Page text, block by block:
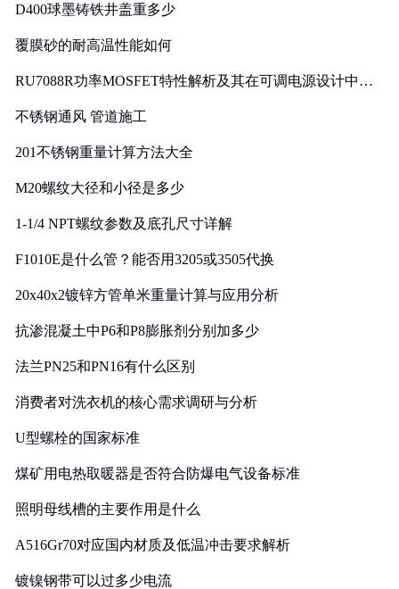
D400球墨铸铁井盖重多少
覆膜砂的耐高温性能如何
RU7088R功率MOSFET特性解析及其在可调电源设计中的
不锈钢通风 管道施工
201不锈钢重量计算方法大全
M20螺纹大径和小径是多少
1-1/4 NPT螺纹参数及底孔尺寸详解
F1010E是什么管？能否用3205或3505代换
20x40x2镀锌方管单米重量计算与应用分析
抗渗混凝土中P6和P8膨胀剂分别加多少
法兰PN25和PN16有什么区别
消费者对洗衣机的核心需求调研与分析
U型螺栓的国家标准
煤矿用电热取暖器是否符合防爆电气设备标准
照明母线槽的主要作用是什么
A516Gr70对应国内材质及低温冲击要求解析
镀镍钢带可以过多少电流